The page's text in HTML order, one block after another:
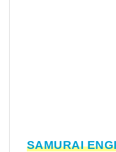
SAMURAI